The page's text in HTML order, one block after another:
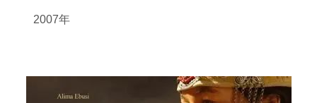
2007年